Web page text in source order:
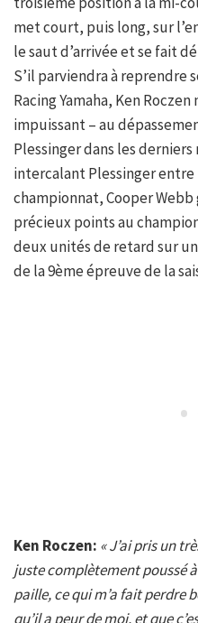
met court, puis long, sur
le saut d’arrivée et se fait
S’il parviendra à reprendre
Racing Yamaha, Ken
impuissant – au
Plessinger dans les
intercalant Plessinger
championnat, Cooper
précieux points au
deux unités de retard sur
de la 9ème épreuve de la
Ken Roczen: « J’ai pris un
juste complètement poussé
paille, ce qui m’a fait perdre
qu’il a peur de moi, et que